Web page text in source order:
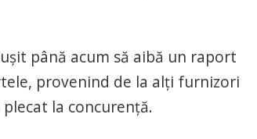
până acum să aibă un raport
provenind de la alți furnizori
la concurență.